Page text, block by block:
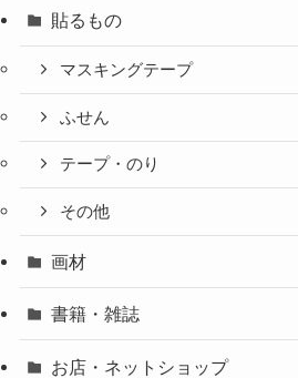
貼るもの
マスキングテープ
ふせん
テープ・のり
その他
画材
書籍・雑誌
お店・ネットショップ